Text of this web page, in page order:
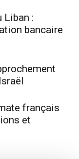
Liban :
bancaire
français
et